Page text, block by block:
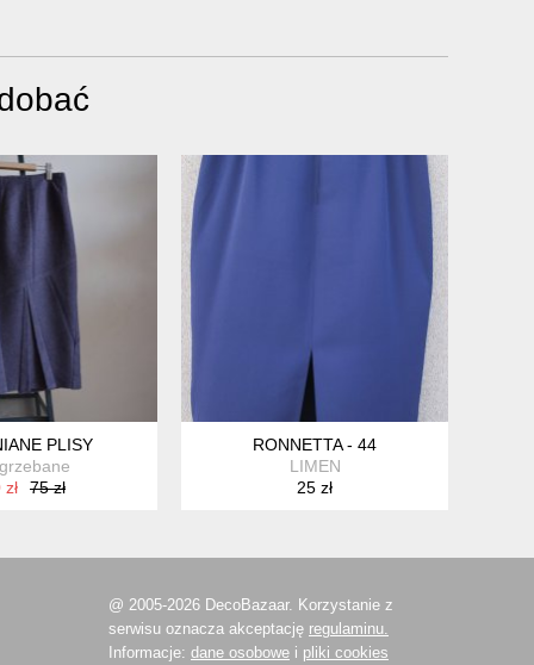
PLISY
75 zł
RONNETTA - 44
LIMEN
25 zł
@ 2005-2026 DecoBazaar. Korzystanie z
serwisu oznacza akceptację regulaminu.
Informacje: dane osobowe i pliki cookies